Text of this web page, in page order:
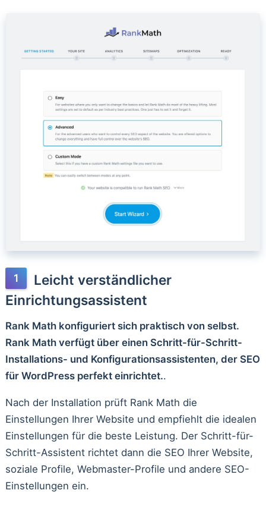
Leicht verständlicher
Einrichtungsassistent
Rank Math konfiguriert sich praktisch von selbst.
Rank Math verfügt über einen Schritt-für-Schritt-
Installations- und Konfigurationsassistenten, der SEO
für WordPress perfekt einrichtet..
Nach der Installation prüft Rank Math die
Einstellungen Ihrer Website und empfiehlt die idealen
Einstellungen für die beste Leistung. Der Schritt-für-
Schritt-Assistent richtet dann die SEO Ihrer Website,
soziale Profile, Webmaster-Profile und andere SEO-
Einstellungen ein.